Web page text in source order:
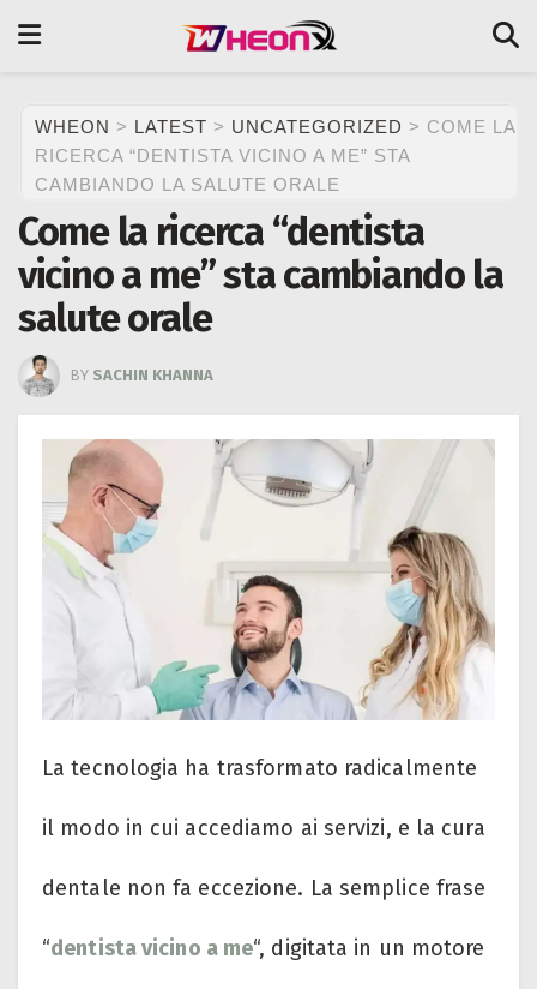
WHEON > LATEST > UNCATEGORIZED > COME LA
RICERCA “DENTISTA VICINO A ME” STA
CAMBIANDO LA SALUTE ORALE
Come la ricerca “dentista
vicino a me” sta cambiando la
salute orale
BY SACHIN KHANNA
La tecnologia ha trasformato radicalmente
il modo in cui accediamo ai servizi, e la cura
dentale non fa eccezione. La semplice frase
“dentista vicino a me“, digitata in un motore